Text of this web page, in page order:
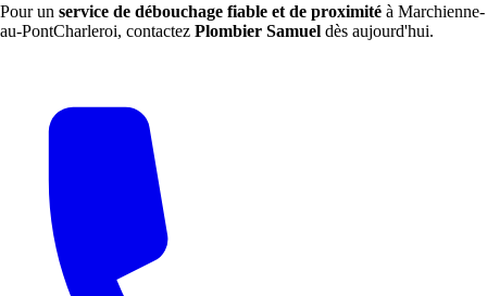
Pour un service de débouchage fiable et de proximité à Marchienne-
au-PontCharleroi, contactez Plombier Samuel dès aujourd'hui.